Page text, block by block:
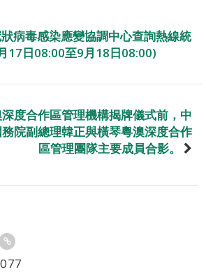
病毒感染應變協調中心查詢熱線統
17日08:00至9月18日08:00)
度合作區管理機構揭牌儀式前，中
院副總理韓正與橫琴粵澳深度合作
區管理團隊主要成員合影。